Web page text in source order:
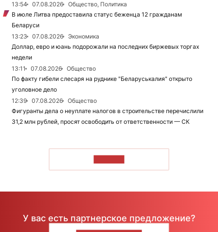
13:54
07.08.2026
Общество, Политика
В июле Литва предоставила статус беженца 12 гражданам
Беларуси
13:23
07.08.2026
Экономика
Доллар, евро и юань подорожали на последних биржевых торгах
недели
13:11
07.08.2026
Общество
По факту гибели слесаря на руднике "Беларуськалия" открыто
уголовное дело
12:39
07.08.2026
Общество
Фигуранты дела о неуплате налогов в строительстве перечислили
31,2 млн рублей, просят освободить от ответственности — СК
У вас есть партнерское предложение?